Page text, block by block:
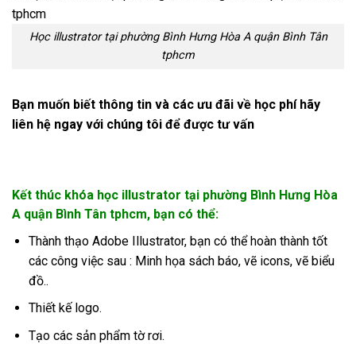
Học illustrator tại phường Bình Hưng Hòa A quận Bình Tân
tphcm
Bạn muốn biết thông tin và các ưu đãi về học phí hãy
liên hệ ngay với chúng tôi để được tư vấn
Kết thúc khóa học illustrator tại phường Bình Hưng Hòa
A quận Bình Tân tphcm, bạn có thể:
Thành thạo Adobe Illustrator, bạn có thể hoàn thành tốt
các công việc sau : Minh họa sách báo, vẽ icons, vẽ biểu
đồ..
Thiết kế logo.
Tạo các sản phẩm tờ rơi.